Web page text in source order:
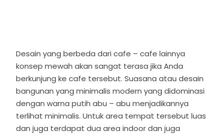
Desain yang berbeda dari cafe – cafe lainnya
konsep mewah akan sangat terasa jika Anda
berkunjung ke cafe tersebut. Suasana atau desain
bangunan yang minimalis modern yang didominasi
dengan warna putih abu – abu menjadikannya
terlihat minimalis. Untuk area tempat tersebut luas
dan juga terdapat dua area indoor dan juga